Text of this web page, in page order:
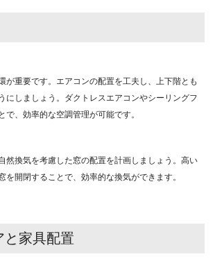
が重要です。エアコンの配置を工夫し、上下階とも
にしましょう。ダクトレスエアコンやシーリングフ
で、効率的な空調管理が可能です。
然換気を考慮した窓の配置を計画しましょう。高い
を開閉することで、効率的な換気ができます。
と家具配置